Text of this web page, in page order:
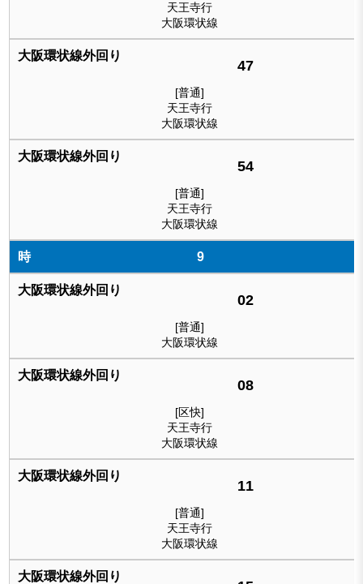
天王寺行
大阪環状線
47
[普通]
天王寺行
大阪環状線
54
[普通]
天王寺行
大阪環状線
9
02
[普通]
大阪環状線
08
[区快]
天王寺行
大阪環状線
11
[普通]
天王寺行
大阪環状線